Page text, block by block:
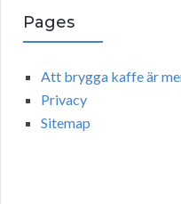
Pages
Att brygga kaffe är
Privacy
Sitemap